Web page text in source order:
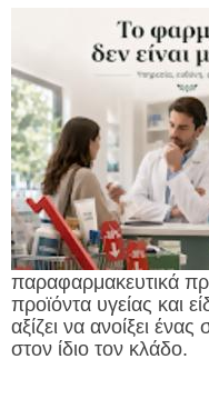
παραφαρμακευτικά
προϊόντα υγείας και
αξίζει να ανοίξει
στον ίδιο τον κλάδο.